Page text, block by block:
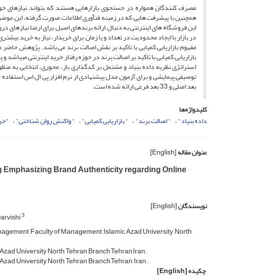
مصرف کنندگان همواره در جستجوی بازارهایی هستند که بتواند نیازهای
همچنین با پیشرفت هایی که در زمینه فنآوری اطلاعات صورت گرفته، این
این فروشگاه های اینترنتی به دنبال ارائه برندهای اصیل برای ارضا
در بازار با ایجاد محدودیت در تعداد و یا زمان برای خریدار، نیاز به خرید
مفهوم بازاریابی کمیابی با تاکید بر نقش اصالت برند می باشد. پژوهش حاضر
بازاریابی کمیابی با تاکید بر اصالت برند در حوزه رفتار خرید اینترنتی
استراتژی نظریه داده بنیاد و مشتمل بر کدگذاری باز، محوری،
بعد اصلی و 33 بعد فرعی ارائه شده است.
کلیدواژه‌ها
داده بنیاد"
" اصالت برند" " بازاریابی کمیابی" " واکنش روان شناختی"
عنوان مقاله[English]
Brand Authenticity regarding Online
نویسندگان[English]
3
Faculty of Management, Islamic Azad University, North
University North Tehran Branch,Tehran,Iran.
University North Tehran Branch,Tehran, Iran.
چکیده[English]